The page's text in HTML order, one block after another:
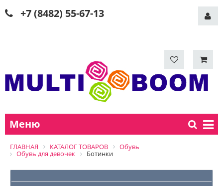
+7 (8482) 55-67-13
Меню
ГЛАВНАЯ КАТАЛОГ ТОВАРОВ
Обувь
Обувь для девочек
Ботинки